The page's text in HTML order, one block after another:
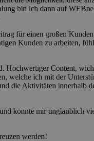
bin ich dann auf
für einen großen
Kunden zu arbeiten,
Hochwertiger Content,
welche ich mit der
die Aktivitäten innerhalb
konnte mir unglaublich
werden!